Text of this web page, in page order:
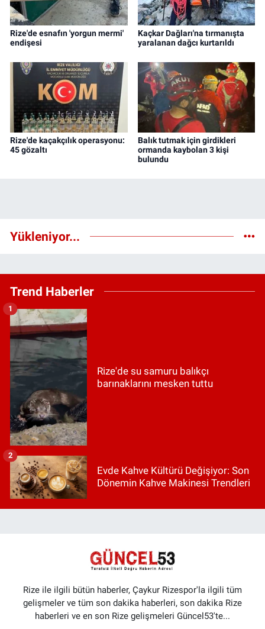
Rize'de esnafın 'yorgun mermi'
endişesi
Kaçkar Dağları'na tırmanışta
yaralanan dağcı kurtarıldı
Rize'de kaçakçılık operasyonu:
45 gözaltı
Balık tutmak için girdikleri
ormanda kaybolan 3 kişi
bulundu
Yükleniyor...
Trend Haberler
Rize'de su samuru balıkçı
barınaklarını mesken tuttu
1
Evde Kahve Kültürü Değişiyor: Son
Dönemin Kahve Makinesi Trendleri
2
Rize ile ilgili bütün haberler, Çaykur Rizespor'la ilgili tüm
gelişmeler ve tüm son dakika haberleri, son dakika Rize
haberleri ve en son Rize gelişmeleri Güncel53'te...